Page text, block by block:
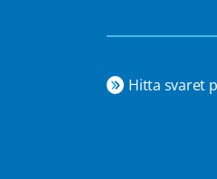
Hitta svaret